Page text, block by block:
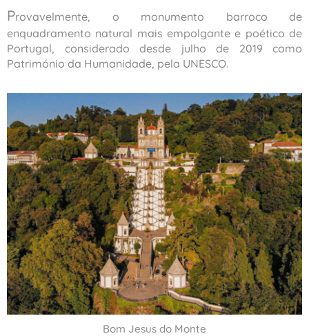
Provavelmente, o monumento barroco de
enquadramento natural mais empolgante e poético de
Portugal, considerado desde julho de 2019 como
Património da Humanidade, pela UNESCO.
Bom Jesus do Monte